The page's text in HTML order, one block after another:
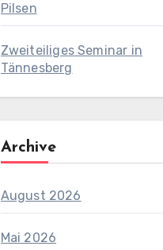
Pilsen
Zweiteiliges Seminar in
Tännesberg
Archive
August 2026
Mai 2026